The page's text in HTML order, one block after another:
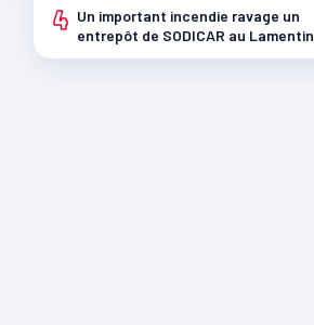
4 Un important incendie ravage un
entrepôt de SODICAR au Lamentin